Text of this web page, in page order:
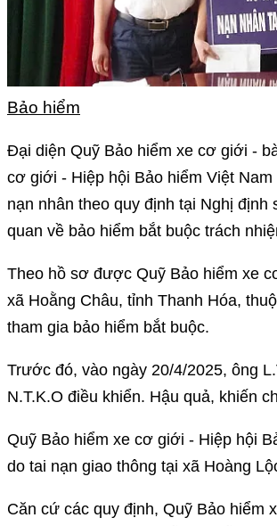
Bảo hiểm
Đại diện Quỹ Bảo hiểm xe cơ giới -
cơ giới - Hiệp hội Bảo hiểm Việt
nạn nhân theo quy định tại Nghị
quan về bảo hiểm bắt buộc trách
Theo hồ sơ được Quỹ Bảo hiểm xe
xã Hoằng Châu, tỉnh Thanh Hóa,
tham gia bảo hiểm bắt buộc.
Trước đó, vào ngày 20/4/2025, ông
N.T.K.O điều khiển. Hậu quả, khiến
Quỹ Bảo hiểm xe cơ giới - Hiệp hội
do tai nạn giao thông tại xã Hoàng
Căn cứ các quy định, Quỹ Bảo hiểm